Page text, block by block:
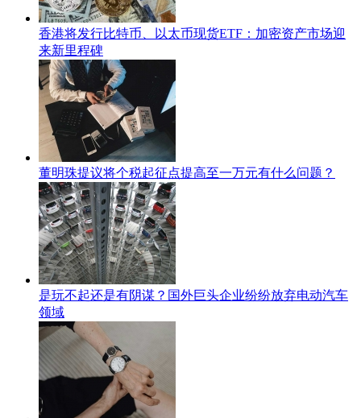
香港将发行比特币、以太币现货ETF：加密资产市场迎
来新里程碑
董明珠提议将个税起征点提高至一万元有什么问题？
是玩不起还是有阴谋？国外巨头企业纷纷放弃电动汽车
领域